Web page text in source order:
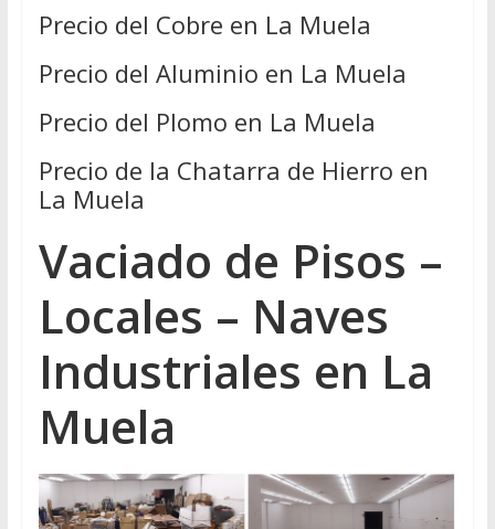
Precio del Cobre en La Muela
Precio del Aluminio en La Muela
Precio del Plomo en La Muela
Precio de la Chatarra de Hierro en
La Muela
Vaciado de Pisos –
Locales – Naves
Industriales en La
Muela